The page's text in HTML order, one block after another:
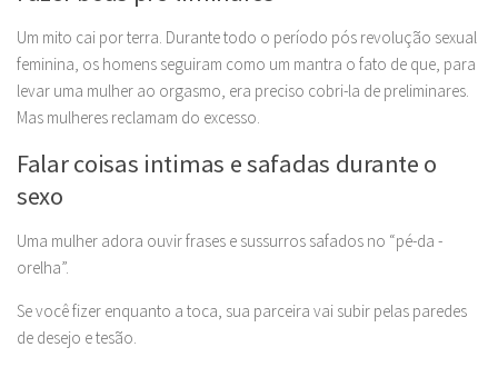
Um mito cai por terra. Durante todo o período pós revolução sexual
feminina, os homens seguiram como um mantra o fato de que, para
levar uma mulher ao orgasmo, era preciso cobri-la de preliminares.
Mas mulheres reclamam do excesso.
Falar coisas intimas e safadas durante o
sexo
Uma mulher adora ouvir frases e sussurros safados no “pé-da -
orelha”.
Se você fizer enquanto a toca, sua parceira vai subir pelas paredes
de desejo e tesão.